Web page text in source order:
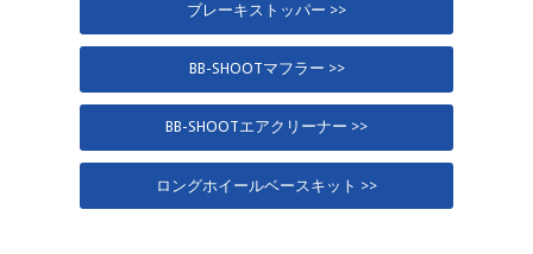
ブレーキストッパー >>
BB-SHOOTマフラー >>
BB-SHOOTエアクリーナー >>
ロングホイールベースキット >>